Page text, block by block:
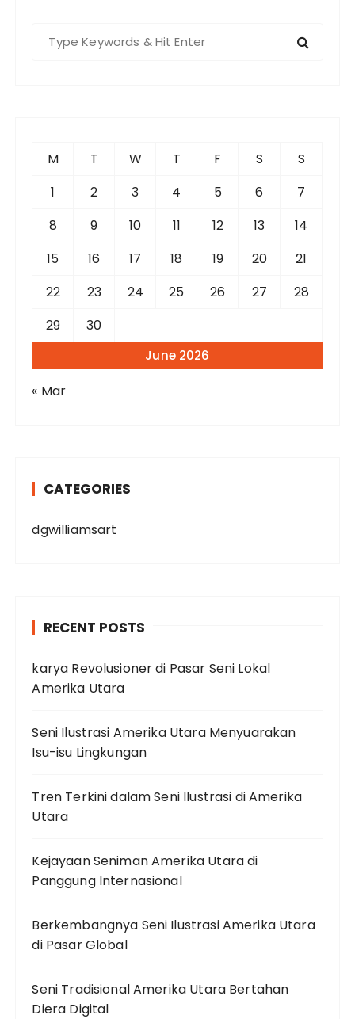
June 2026
M T W T F S
S
1
2 3 4 5 6
7
8
9 10 11 12 13
14
15
16 17 18 19 20
21
22
23 24 25 26 27
28
29
30
« Mar
CATEGORIES
dgwilliamsart
RECENT POSTS
karya Revolusioner di Pasar Seni Lokal
Amerika Utara
Seni Ilustrasi Amerika Utara Menyuarakan
Isu-isu Lingkungan
Tren Terkini dalam Seni Ilustrasi di Amerika
Utara
Kejayaan Seniman Amerika Utara di
Panggung Internasional
Berkembangnya Seni Ilustrasi Amerika Utara
di Pasar Global
Seni Tradisional Amerika Utara Bertahan
Diera Digital